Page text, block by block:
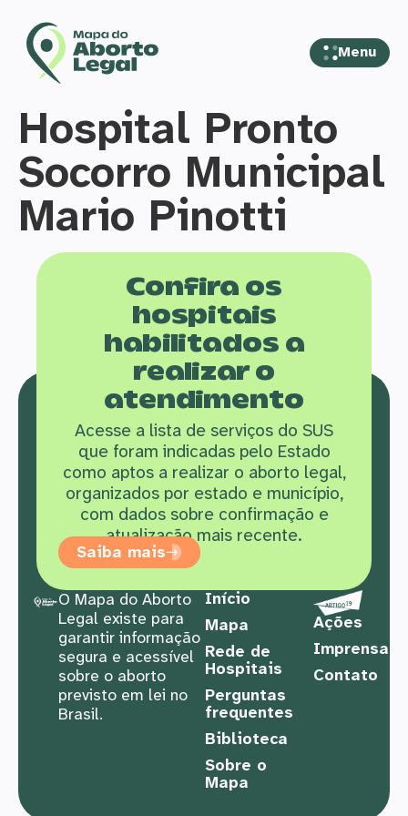
Menu
Hospital Pronto
Socorro Municipal
Mario Pinotti
Confira os
hospitais
habilitados a
realizar o
atendimento
Acesse a lista de serviços do SUS
que foram indicadas pelo Estado
como aptos a realizar o aborto legal,
organizados por estado e município,
com dados sobre confirmação e
atualização mais recente.
Saiba mais
O Mapa do Aborto
Legal existe para
garantir informação
segura e acessível
sobre o aborto
previsto em lei no
Brasil.
Início
Mapa
Rede de
Hospitais
Perguntas
frequentes
Biblioteca
Sobre o
Mapa
Ações
Imprensa
Contato